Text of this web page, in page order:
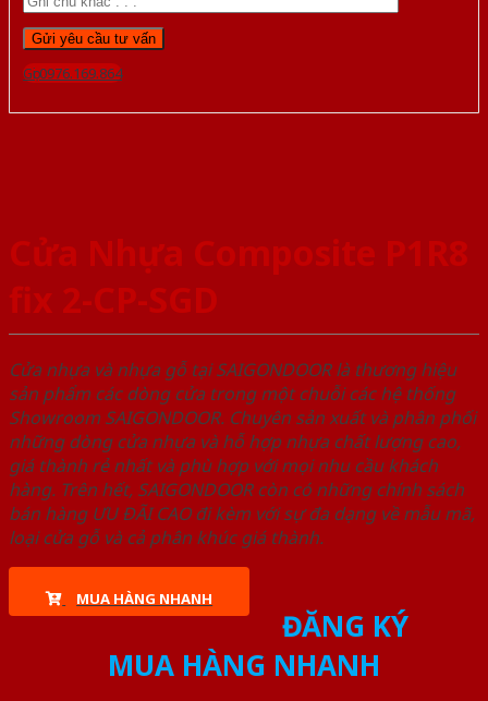
Gọi 0976.169.864
Cửa Nhựa Composite P1R8
fix 2-CP-SGD
Cửa nhựa và nhựa gỗ tại SAIGONDOOR là thương hiệu
sản phẩm các dòng cửa trong một chuỗi các hệ thống
Showroom SAIGONDOOR. Chuyên sản xuất và phân phối
những dòng cửa nhựa và hỗ hợp nhựa chất lượng cao,
giá thành rẻ nhất và phù hợp với mọi nhu cầu khách
hàng. Trên hết, SAIGONDOOR còn có những chính sách
bán hàng ƯU ĐÃI CAO đi kèm với sự đa dạng về mẫu mã,
loại cửa gỗ và cả phân khúc giá thành.
MUA HÀNG NHANH
ĐĂNG KÝ
MUA HÀNG NHANH